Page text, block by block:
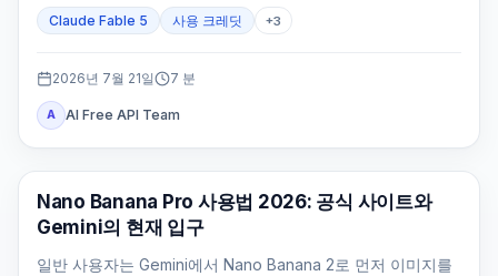
Claude Fable 5 사용 크레딧 +3
2026년 7월 21일 7 분
A AI Free API Team
AI 이미지 생성
Nano Banana Pro 사용법 2026: 공식 사이트와
Gemini의 현재 입구
일반 사용자는 Gemini에서 Nano Banana 2로 먼저 이미지를